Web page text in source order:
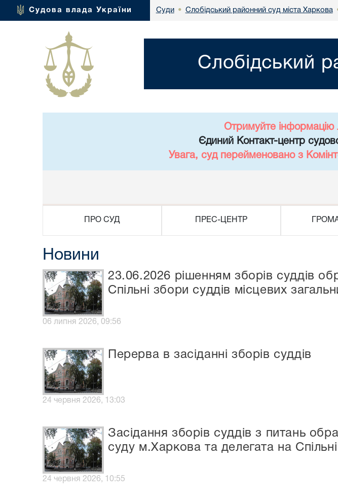
Судова влада України Суди • Слобідський районний суд міста Харкова
Слобідський
Отримуйте інформацію
Єдиний Контакт-центр
Увага, суд перейменовано з
ПРО СУД ПРЕС-ЦЕНТР
Новини
23.06.2026 рішенням зборів суддів
Спільні збори суддів місцевих
06 липня 2026, 09:56
Перерва в засіданні зборів суддів
24 червня 2026, 13:03
Засідання зборів суддів з питань
суду м.Харкова та делегата на
24 червня 2026, 10:55